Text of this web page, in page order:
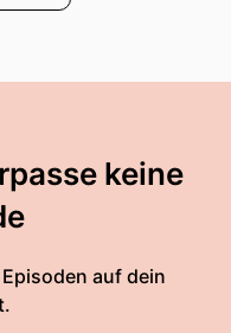
keine
auf dein